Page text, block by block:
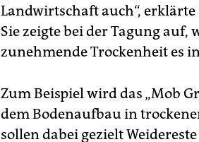
Landwirtschaft auch“,
Sie zeigte bei der Tagung auf,
zunehmende Trockenheit es
Zum Beispiel wird das „Mob
dem Bodenaufbau in
sollen dabei gezielt